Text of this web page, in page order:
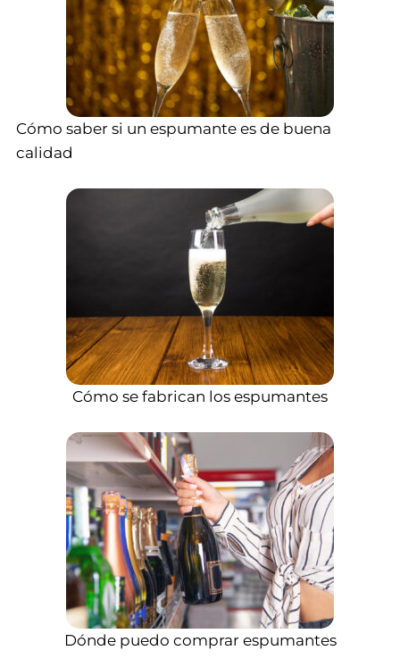
Cómo saber si un espumante es de buena
calidad
Cómo se fabrican los espumantes
Dónde puedo comprar espumantes